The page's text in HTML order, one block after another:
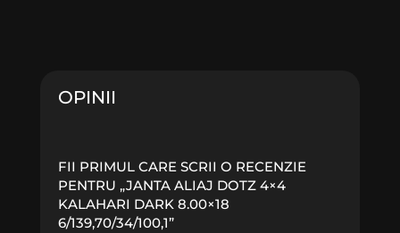
OPINII
FII PRIMUL CARE SCRII O RECENZIE
PENTRU „JANTA ALIAJ DOTZ 4×4
KALAHARI DARK 8.00×18
6/139,70/34/100,1”